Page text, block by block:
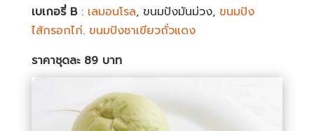
เบเกอรี่ B: เลมอนโรล, ขนมปังมันม่วง, ขนมปัง
ไส้กรอกไก่. ขนมปังชาเขียวถั่วแดง
ราคาชุดละ 89 บาท